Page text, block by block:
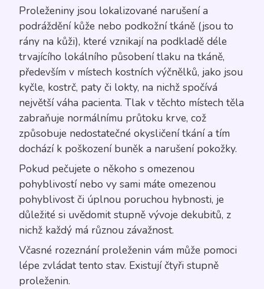
Proleženiny jsou lokalizované narušení a
podráždění kůže nebo podkožní tkáně (jsou to
rány na kůži), které vznikají na podkladě déle
trvajícího lokálního působení tlaku na tkáně,
především v místech kostních výčnělků, jako jsou
kyčle, kostrč, paty či lokty, na nichž spočívá
největší váha pacienta. Tlak v těchto místech těla
zabraňuje normálnímu průtoku krve, což
způsobuje nedostatečné okysličení tkání a tím
dochází k poškození buněk a narušení pokožky.
Pokud pečujete o někoho s omezenou
pohyblivostí nebo vy sami máte omezenou
pohyblivost či úplnou poruchou hybnosti, je
důležité si uvědomit stupně vývoje dekubitů, z
nichž každý má různou závažnost.
Včasné rozeznání proleženin vám může pomoci
lépe zvládat tento stav. Existují čtyři stupně
proleženin.